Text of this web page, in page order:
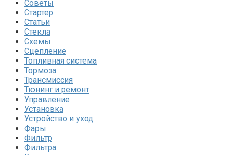
Советы
Стартер
Статьи
Стекла
Схемы
Сцепление
Топливная система
Тормоза
Трансмиссия
Тюнинг и ремонт
Управление
Установка
Устройство и уход
Фары
Фильтр
Фильтра